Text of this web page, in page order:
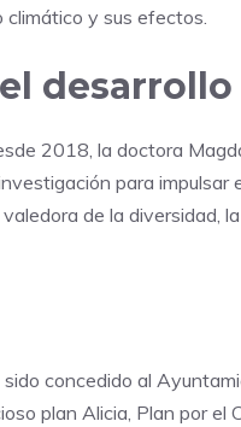
y sus efectos.
2018, la doctora
para impulsar
de la diversidad,
concedido al
plan Alicia, Plan por el